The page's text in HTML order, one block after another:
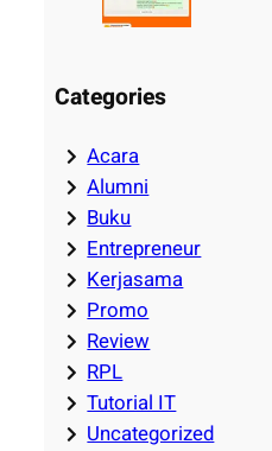
Categories
Acara
Alumni
Buku
Entrepreneur
Kerjasama
Promo
Review
RPL
Tutorial IT
Uncategorized